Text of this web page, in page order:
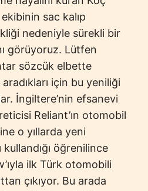
sac kalıp
nedeniyle sürekli bir
görüyoruz. Lütfen
sözcük elbette
için bu yeniliği
İngiltere’nin efsanevi
Reliant’ın otomobil
o yıllarda yeni
öğrenilince
ilk Türk otomobili
çıkıyor. Bu arada